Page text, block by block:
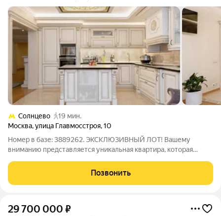
Солнцево
19 мин.
Москва,улица Главмосстроя,10
Номер в базе: 3889262. ЭКСКЛЮЗИВНЫЙ ЛОТ! Вашему
вниманию представляется уникальная квартира, которая
Это не просто жилье, а произведение искусства с
великолепным дизайнерским ремонтом,
Позвонить
29 700 000 ₽